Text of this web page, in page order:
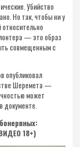
Убийство
Но так, чтобы ни у
относительно
— это образ
совмещенным с
опубликовал
Шеремета —
может
документе.
18+)